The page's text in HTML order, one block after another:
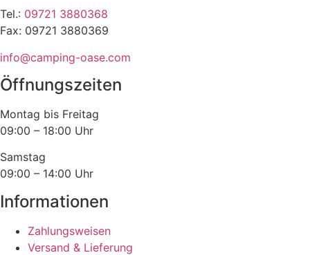
Tel.: 09721 3880368
Fax: 09721 3880369
info@camping-oase.com
Öffnungszeiten
Montag bis Freitag
09:00 – 18:00 Uhr
Samstag
09:00 – 14:00 Uhr
Informationen
Zahlungsweisen
Versand & Lieferung